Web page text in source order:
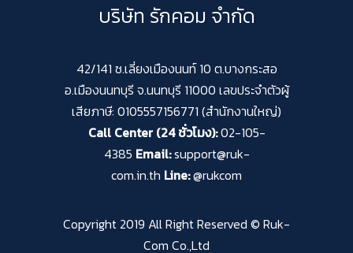
บริษัท รักคอม จำกัด
42/141 ซ.เลี่ยงเมืองนนท์ 10 ต.บางกระสอ
อ.เมืองนนทบุรี จ.นนทบุรี 11000 เลขประจำตัวผู้
เสียภาษี: 0105557156771 (สำนักงานใหญ่)
Call Center (24 ชั่วโมง):02-105-
4385 Email:support@ruk-
com.in.th Line:@rukcom
Copyright 2019 All Right Reserved © Ruk-
Com Co.,Ltd